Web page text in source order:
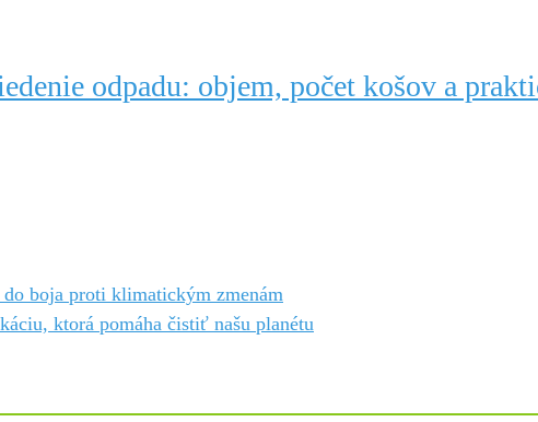
odpadu: objem, počet košov a
do boja proti klimatickým zmenám
ktorá pomáha čistiť našu planétu